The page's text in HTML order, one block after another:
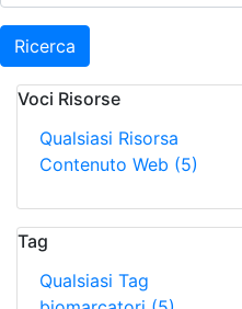
Ricerca
Voci Risorse
Qualsiasi Risorsa
Contenuto Web (5)
Tag
Qualsiasi Tag